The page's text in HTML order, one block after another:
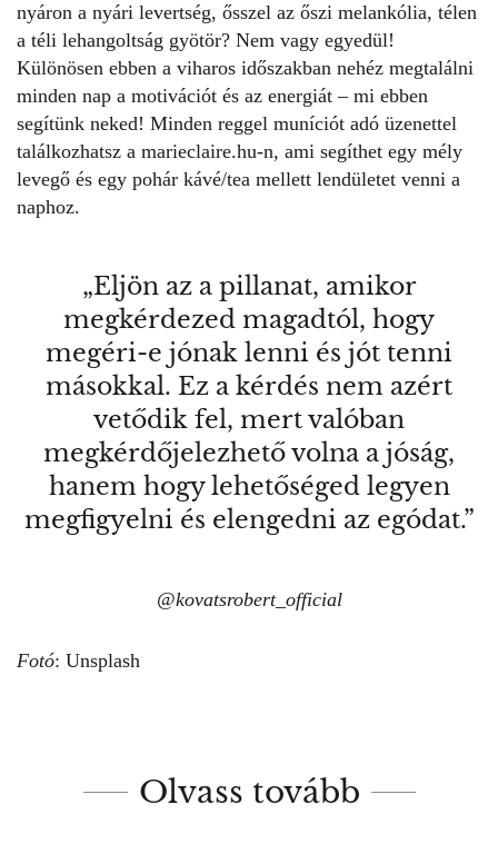
nyáron a nyári levertség, ősszel az őszi melankólia, télen
a téli lehangoltság gyötör? Nem vagy egyedül!
Különösen ebben a viharos időszakban nehéz megtalálni
minden nap a motivációt és az energiát – mi ebben
segítünk neked! Minden reggel muníciót adó üzenettel
találkozhatsz a marieclaire.hu-n, ami segíthet egy mély
levegő és egy pohár kávé/tea mellett lendületet venni a
naphoz.
„Eljön az a pillanat, amikor
megkérdezed magadtól, hogy
megéri-e jónak lenni és jót tenni
másokkal. Ez a kérdés nem azért
vetődik fel, mert valóban
megkérdőjelezhető volna a jóság,
hanem hogy lehetőséged legyen
megfigyelni és elengedni az egódat.”
@kovatsrobert_official
Fotó: Unsplash
Olvass tovább